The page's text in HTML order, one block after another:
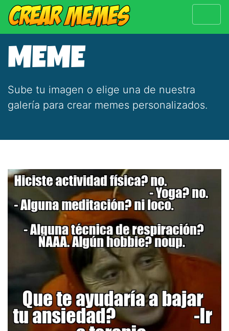
MEME
Sube tu imagen o elige una de nuestra
galería para crear memes personalizados.